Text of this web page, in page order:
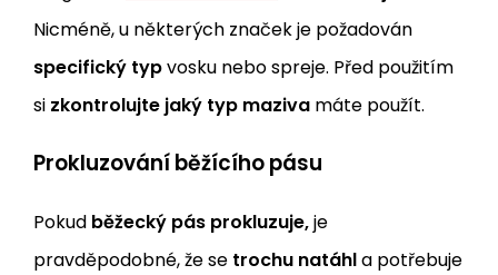
Nicméně, u některých značek je požadován
specifický typvosku nebo spreje. Před použitím
si zkontrolujte jaký typ maziva máte použít.
Prokluzování běžícího pásu
Pokud běžecký pás prokluzuje,je
pravděpodobné, že se trochu natáhla potřebuje